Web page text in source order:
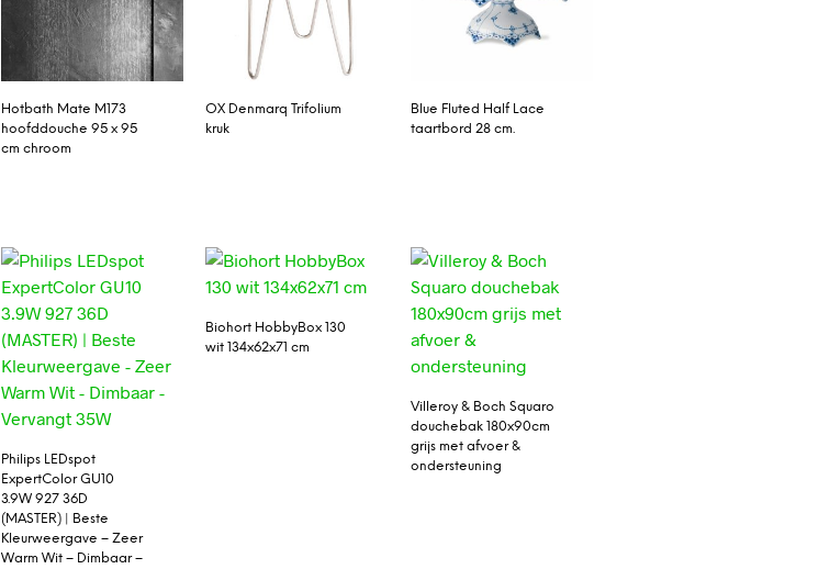
Hotbath Mate M173
hoofddouche 95 x 95
cm chroom
OX Denmarq Trifolium
kruk
Blue Fluted Half Lace
taartbord 28 cm.
Philips LEDspot
ExpertColor GU10
3.9W 927 36D
(MASTER) | Beste
Kleurweergave – Zeer
Warm Wit – Dimbaar –
Biohort HobbyBox 130
wit 134x62x71 cm
Villeroy & Boch Squaro
douchebak 180x90cm
grijs met afvoer &
ondersteuning